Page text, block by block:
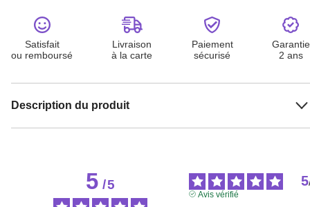
Satisfait
ou remboursé
Livraison
à la carte
Paiement
sécurisé
Garantie
2 ans
Description du produit
5/5 5
Avis vérifié